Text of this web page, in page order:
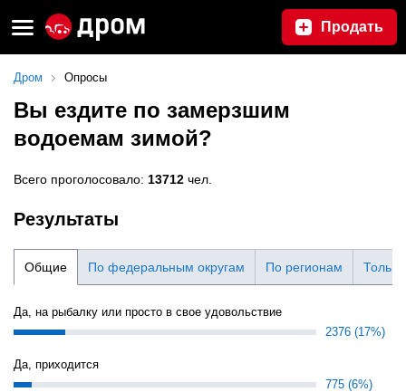
Продать
Дром Опросы
Вы ездите по замерзшим
водоемам зимой?
Всего проголосовало: 13712 чел.
Результаты
Общие По федеральным округам По регионам
Да, на рыбалку или просто в свое удовольствие
2376 (17%)
Да, приходится
775 (6%)